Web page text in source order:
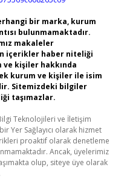
bir marka, kurum
bulunmamaktadır.
makaleler
içerikler haber niteliği
kişiler hakkında
kurum ve kişiler ile isim
Sitemizdeki bilgiler
taşımazlar.
Teknolojileri ve İletişim
Yer Sağlayıcı olarak hizmet
proaktif olarak denetleme
Ancak, üyelerimiz
olup, siteye üye olarak